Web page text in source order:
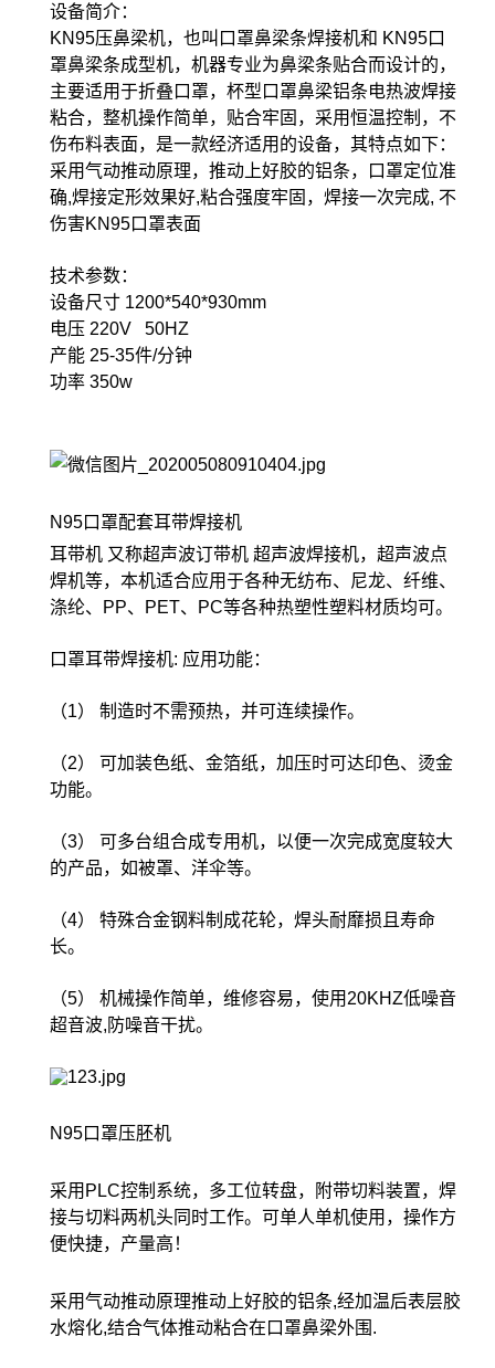
设备简介：
KN95压鼻梁机，也叫口罩鼻梁条焊接机和 KN95口
罩鼻梁条成型机，机器专业为鼻梁条贴合而设计的，
主要适用于折叠口罩，杯型口罩鼻梁铝条电热波焊接
粘合，整机操作简单，贴合牢固，采用恒温控制，不
伤布料表面，是一款经济适用的设备，其特点如下：
采用气动推动原理，推动上好胶的铝条，口罩定位准
确,焊接定形效果好,粘合强度牢固，焊接一次完成, 不
伤害KN95口罩表面
技术参数：
设备尺寸 1200*540*930mm
电压 220V 50HZ
产能 25-35件/分钟
功率 350w
N95口罩配套耳带焊接机
耳带机 又称超声波订带机 超声波焊接机，超声波点
焊机等，本机适合应用于各种无纺布、尼龙、纤维、
涤纶、PP、PET、PC等各种热塑性塑料材质均可。
口罩耳带焊接机: 应用功能：
（1） 制造时不需预热，并可连续操作。
（2） 可加装色纸、金箔纸，加压时可达印色、烫金
功能。
（3） 可多台组合成专用机，以便一次完成宽度较大
的产品，如被罩、洋伞等。
（4） 特殊合金钢料制成花轮，焊头耐靡损且寿命
长。
（5） 机械操作简单，维修容易，使用20KHZ低噪音
超音波,防噪音干扰。
N95口罩压胚机
采用PLC控制系统，多工位转盘，附带切料装置，焊
接与切料两机头同时工作。可单人单机使用，操作方
便快捷，产量高！
采用气动推动原理推动上好胶的铝条,经加温后表层胶
水熔化,结合气体推动粘合在口罩鼻梁外围.